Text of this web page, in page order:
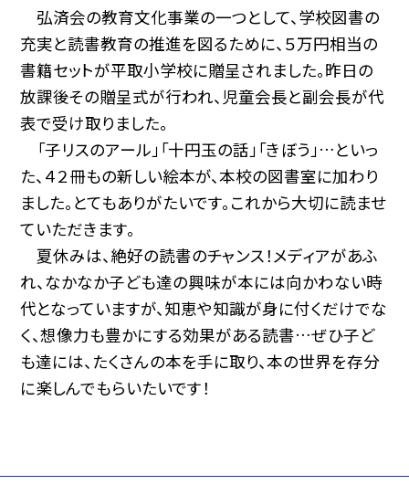
弘済会の教育文化事業の一つとして、学校図書の
充実と読書教育の推進を図るために、５万円相当の
書籍セットが平取小学校に贈呈されました。昨日の
放課後その贈呈式が行われ、児童会長と副会長が代
表で受け取りました。
「子リスのアール」「十円玉の話」「きぼう」…といっ
た、４２冊もの新しい絵本が、本校の図書室に加わり
ました。とてもありがたいです。これから大切に読ませ
ていただきます。
夏休みは、絶好の読書のチャンス！メディアがあふ
れ、なかなか子ども達の興味が本には向かわない時
代となっていますが、知恵や知識が身に付くだけでな
く、想像力も豊かにする効果がある読書…ぜひ子ど
も達には、たくさんの本を手に取り、本の世界を存分
に楽しんでもらいたいです！